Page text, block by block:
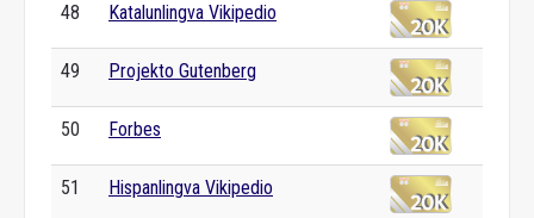
48 Katalunlingva Vikipedio
49 Projekto Gutenberg
50 Forbes
51 Hispanlingva Vikipedio